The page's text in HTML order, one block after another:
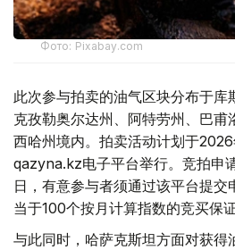
Фото: Pixabay.com
此次参与拍卖的油气区块分布于库
克孜勒奥尔达州、阿特劳州、巴甫
西哈州境内。拍卖活动计划于
qazyna.kz电子平台举行。竞拍申
日，有意参与者须通过该平台提交
当于100个按月计算指数的竞买保证
与此同时，哈萨克斯坦方面对获得